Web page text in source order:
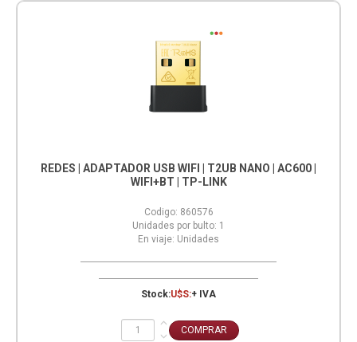
REDES | ADAPTADOR USB WIFI | T2UB NANO | AC600 |
WIFI+BT | TP-LINK
Codigo: 860576
Unidades por bulto: 1
En viaje: Unidades
Stock:U$S:+ IVA